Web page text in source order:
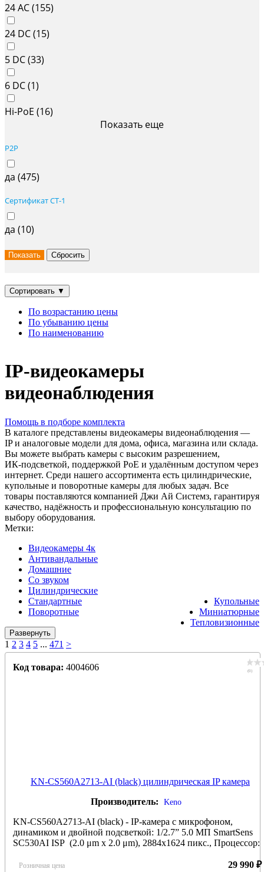
24 AC (155)
24 DC (15)
5 DC (33)
6 DC (1)
Hi-PoE (16)
Показать еще
P2P
да (475)
Сертификат СТ-1
да (10)
Сортировать ▼
По возрастанию цены
По убыванию цены
По наименованию
IP‑видеокамеры
видеонаблюдения
Помощь в подборе комплекта
В каталоге представлены видеокамеры видеонаблюдения —
IP и аналоговые модели для дома, офиса, магазина или склада.
Вы можете выбрать камеры с высоким разрешением,
ИК‑подсветкой, поддержкой PoE и удалённым доступом через
интернет. Среди нашего ассортимента есть цилиндрические,
купольные и поворотные камеры для любых задач. Все
товары поставляются компанией Джи Ай Системз, гарантируя
качество, надёжность и профессиональную консультацию по
выбору оборудования.
Метки:
Видеокамеры 4к
Антивандальные
Домашние
Со звуком
Цилиндрические
Купольные
Стандартные
Миниатюрные
Поворотные
Тепловизионные
Развернуть
1 2 3 4 5 ... 471 >
Код товара: 4004606 (0)
KN-CS560A2713-AI (black) цилиндрическая IP камера
Производитель:
Keno
KN-CS560A2713-AI (black) - IP-камера с микрофоном,
динамиком и двойной подсветкой: 1/2.7” 5.0 МП SmartSens
SC530AI ISP (2.0 μm x 2.0 μm), 2884x1624 пикс., Процессор:
H.264(BL,ML,HL)/H.265; Прогрессивная развертка,
Розничная цена 29 990 ₽